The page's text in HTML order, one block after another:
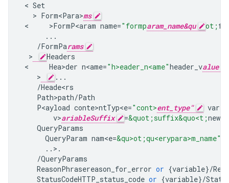
< Set
   >
Form<Para>ms
<     >FormP<aram name="formparam_name&qu ot;
...
/FormParams
  >
Headers
< Hea>der n<ame="h>eader_n<ame"header_value
    >
...
/Heade<rs
Path>path/Path
P<ayload conte>ntTyp<e="cont>ent_type"
v>ariableSuffix =&quot;suffix&quo<t;
QueryParams
QueryParam nam<e=&qu>ot;qu<erypara>m_name"
..>.
/QueryParams
ReasonPhrasereason_for_error or {variable}/
StatusCodeHTTP_status_code or {variable}/